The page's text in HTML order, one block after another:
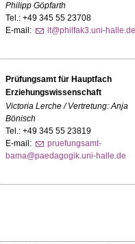
Philipp Göpfarth
Tel.: +49 345 55 23708
E-mail:
it@philfak3.uni-halle.de
Prüfungsamt für Hauptfach
Erziehungswissenschaft
Victoria Lerche / Vertretung: Anja
Bönisch
Tel.: +49 345 55 23819
E-mail:
pruefungsamt-
bama@paedagogik.uni-halle.de